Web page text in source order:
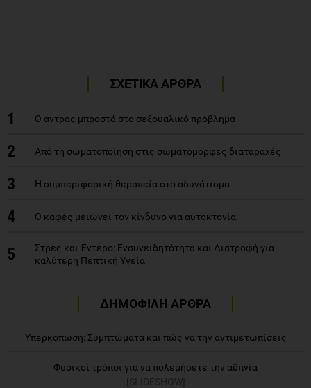
ΣΧΕΤΙΚΑ ΑΡΘΡΑ
1 Ο άντρας μπροστά στο σεξουαλικό πρόβλημα
2 Από τη σωματοποίηση στις σωματόμορφες διαταραχές
3 H συμπεριφορική θεραπεία στο αδυνάτισμα
4 Ο καφές μειώνει τον κίνδυνο για αυτοκτονία;
5
Στρες και Έντερο: Ενσυνειδητότητα και Διατροφή για
καλύτερη Πεπτική Υγεία
ΔΗΜΟΦΙΛΗ ΑΡΘΡΑ
Υπερκόπωση: Συμπτώματα και πώς να την αντιμετωπίσεις
Φυσικοί τρόποι για να πολεμήσετε την αϋπνία
[SLIDESHOW]